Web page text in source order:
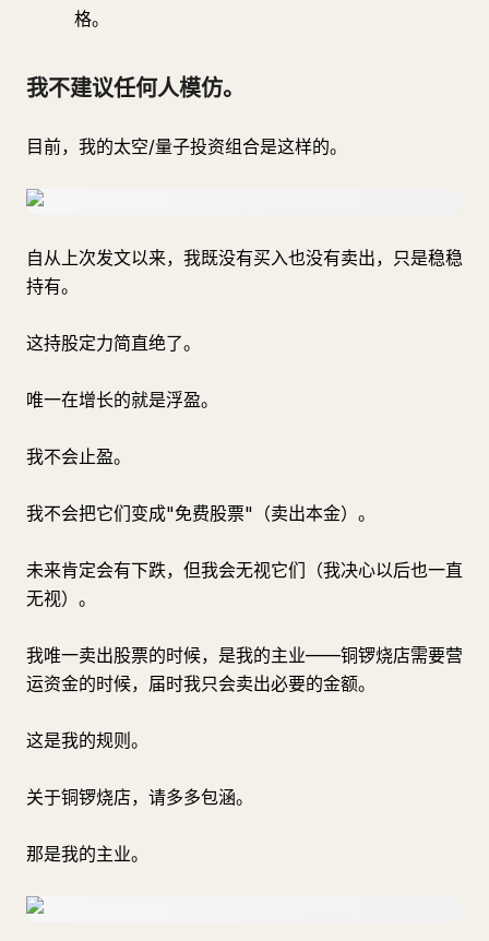
格。
我不建议任何人模仿。
目前，我的太空/量子投资组合是这样的。
自从上次发文以来，我既没有买入也没有卖出，只是稳稳
持有。
这持股定力简直绝了。
唯一在增长的就是浮盈。
我不会止盈。
我不会把它们变成"免费股票"（卖出本金）。
未来肯定会有下跌，但我会无视它们（我决心以后也一直
无视）。
我唯一卖出股票的时候，是我的主业——铜锣烧店需要营
运资金的时候，届时我只会卖出必要的金额。
这是我的规则。
关于铜锣烧店，请多多包涵。
那是我的主业。